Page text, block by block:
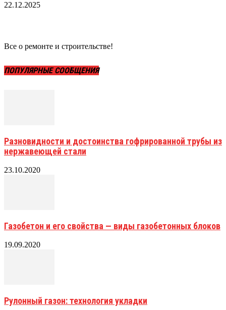
22.12.2025
Все о ремонте и строительстве!
ПОПУЛЯРНЫЕ СООБЩЕНИЯ
Разновидности и достоинства гофрированной трубы из
нержавеющей стали
23.10.2020
Газобетон и его свойства — виды газобетонных блоков
19.09.2020
Рулонный газон: технология укладки